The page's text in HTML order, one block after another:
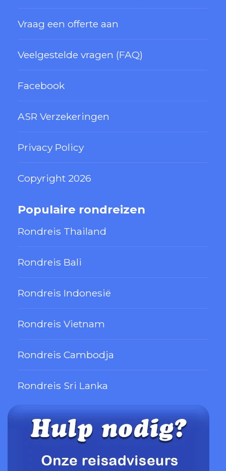
Vraag een offerte aan
Veelgestelde vragen (FAQ)
Facebook
ASR Verzekeringen
Privacy Policy
Copyright 2026
Populaire rondreizen
Rondreis Thailand
Rondreis Bali
Rondreis Indonesië
Rondreis Vietnam
Rondreis Cambodja
Rondreis Sri Lanka